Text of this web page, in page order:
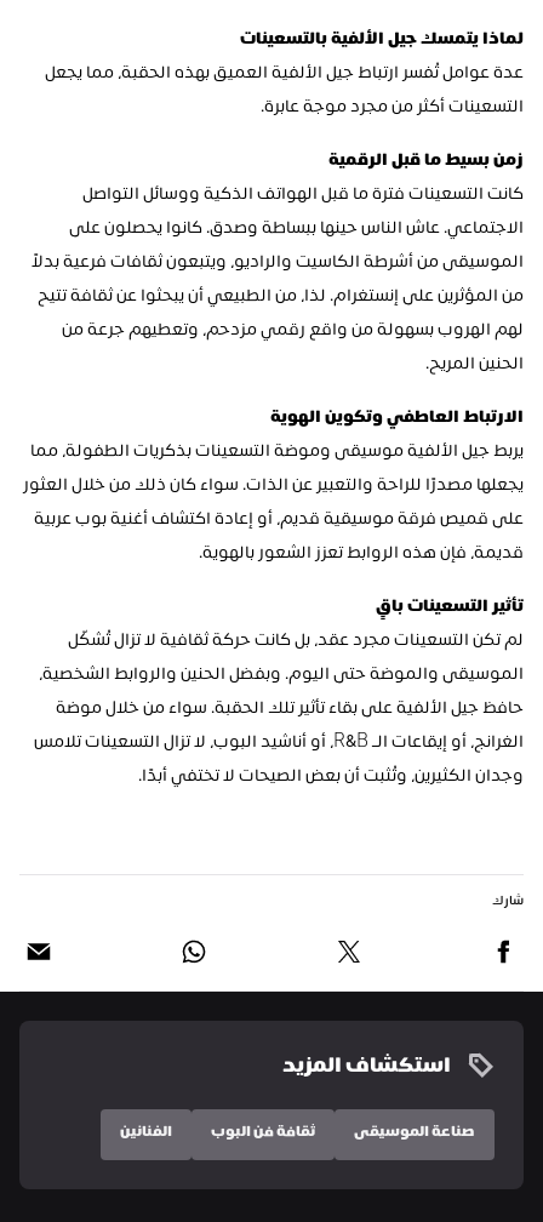
لماذا يتمسك جيل الألفية بالتسعينات
التسعينات أكثر من مجرد موجة عابرة.
زمن بسيط ما قبل الرقمية
الحنين المريح.
الارتباط العاطفي وتكوين الهوية
يجعلها مصدرًا للراحة والتعبير عن الذات. سواء كان ذلك من خلال العثور
قديمة، فإن هذه الروابط تعزز الشعور بالهوية.
تأثير التسعينات باقٍ
وجدان الكثيرين، وتُثبت أن بعض الصيحات لا تختفي أبدًا.
شارك
استكشاف المزيد
صناعة الموسيقى ثقافة فن البوب الفنانين